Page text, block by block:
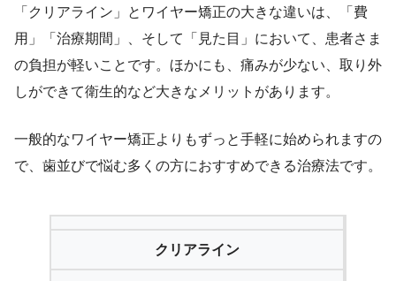
「クリアライン」とワイヤー矯正の大きな違いは、「費
用」「治療期間」、そして「見た目」において、患者さま
の負担が軽いことです。ほかにも、痛みが少ない、取り外
しができて衛生的など大きなメリットがあります。
一般的なワイヤー矯正よりもずっと手軽に始められますの
で、歯並びで悩む多くの方におすすめできる治療法です。
クリアライン